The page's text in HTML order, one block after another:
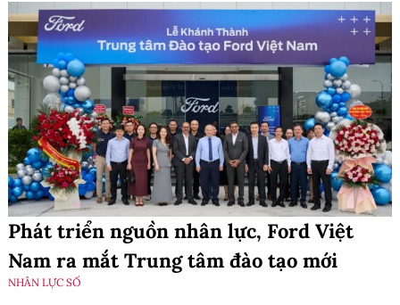
Phát triển nguồn nhân lực, Ford Việt
Nam ra mắt Trung tâm đào tạo mới
NHÂN LỰC SỐ